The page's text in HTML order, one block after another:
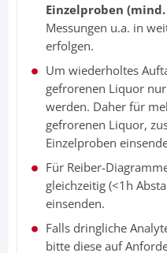
Einzelproben
Messungen u.a. in
erfolgen.
Um wiederholtes
gefrorenen Liquor
werden. Daher für
gefrorenen Liquor,
Einzelproben
Für Reiber-
gleichzeitig (<1h
einsenden.
Falls dringliche
bitte diese auf